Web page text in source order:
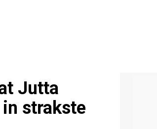
Jutta
strakste